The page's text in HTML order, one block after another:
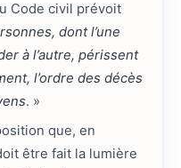
Code civil prévoit
dont l’une
à l’autre, périssent
l’ordre des décès
. »
que, en
être fait la lumière